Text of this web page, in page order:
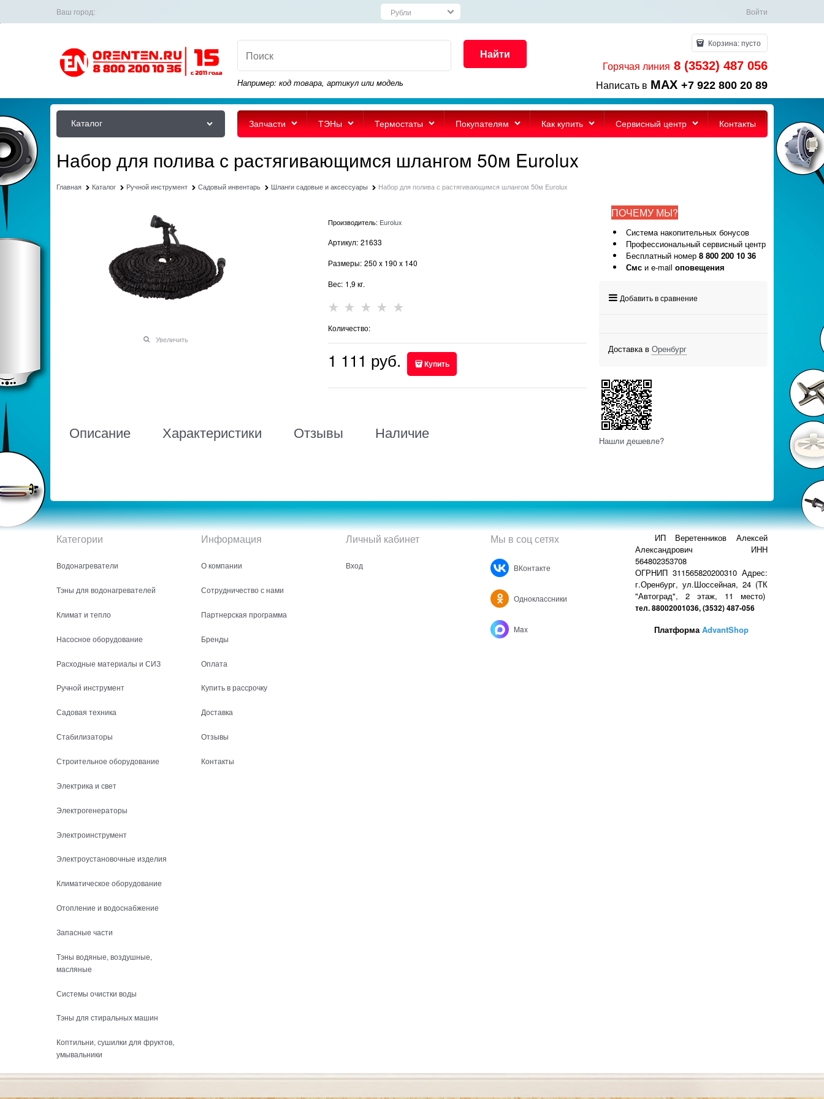
Ваш город: Войти
Найти
Например: код товара, артикул или модель
Корзина:пусто
Горячая линия 8 (3532) 487 056
Написать в MAX +7 922 800 20 89
Каталог Запчасти ТЭНы Термостаты Покупателям Как купить Сервисный центр Контакты
Набор для полива с растягивающимся шлангом 50м Eurolux
Главная Каталог Ручной инструмент Садовый инвентарь Шланги садовые и аксессуары Набор для полива с растягивающимся шлангом 50м Eurolux
Увеличить
Производитель: Eurolux
Артикул: 21633
Размеры: 250 x 190 x 140
Вес: 1,9 кг.
Количество:
1 111 руб. Купить
Описание Характеристики Отзывы Наличие
ПОЧЕМУ МЫ?
Система накопительных бонусов
Профессиональный сервисный центр
Бесплатный номер 8 800 200 10 36
Смс и e-mail оповещения
Добавить в сравнение
Доставка в Оренбург
Нашли дешевле?
Категории
Водонагреватели
Тэны для водонагревателей
Климат и тепло
Насосное оборудование
Расходные материалы и СИЗ
Ручной инструмент
Садовая техника
Стабилизаторы
Строительное оборудование
Электрика и свет
Электрогенераторы
Электроинструмент
Электроустановочные изделия
Климатическое оборудование
Отопление и водоснабжение
Запасные части
Тэны водяные, воздушные,
масляные
Системы очистки воды
Тэны для стиральных машин
Коптильни, сушилки для фруктов,
умывальники
Информация
О компании
Сотрудничество с нами
Партнерская программа
Бренды
Оплата
Купить в рассрочку
Доставка
Отзывы
Контакты
Личный кабинет
Вход
Мы в соц сетях
ВКонтакте
Одноклассники
Max
ИП Веретенников Алексей
Александрович ИНН
564802353708
ОГРНИП 311565820200310 Адрес:
г.Оренбург, ул.Шоссейная, 24 (ТК
"Автоград", 2 этаж, 11 место)
тел. 88002001036, (3532) 487-056
ПлатформаAdvantShop